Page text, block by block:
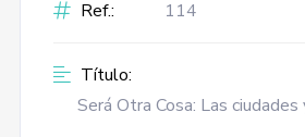
Ref.: 114
Título:
Será Otra Cosa: Las